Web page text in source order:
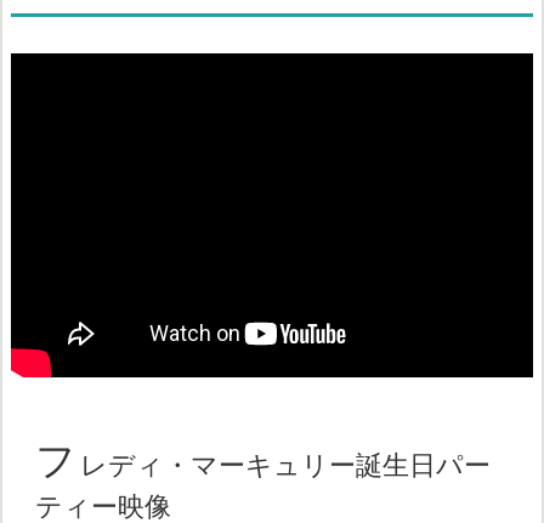
フ レディ・マーキュリー誕生日パー
ティー映像